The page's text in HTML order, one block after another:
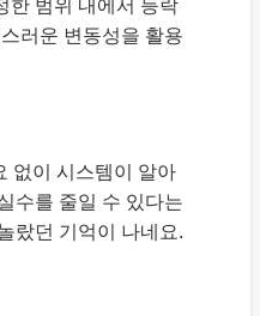
한 범위 내에서 등락
러운 변동성을 활용
없이 시스템이 알아
수를 줄일 수 있다는
랐던 기억이 나네요.